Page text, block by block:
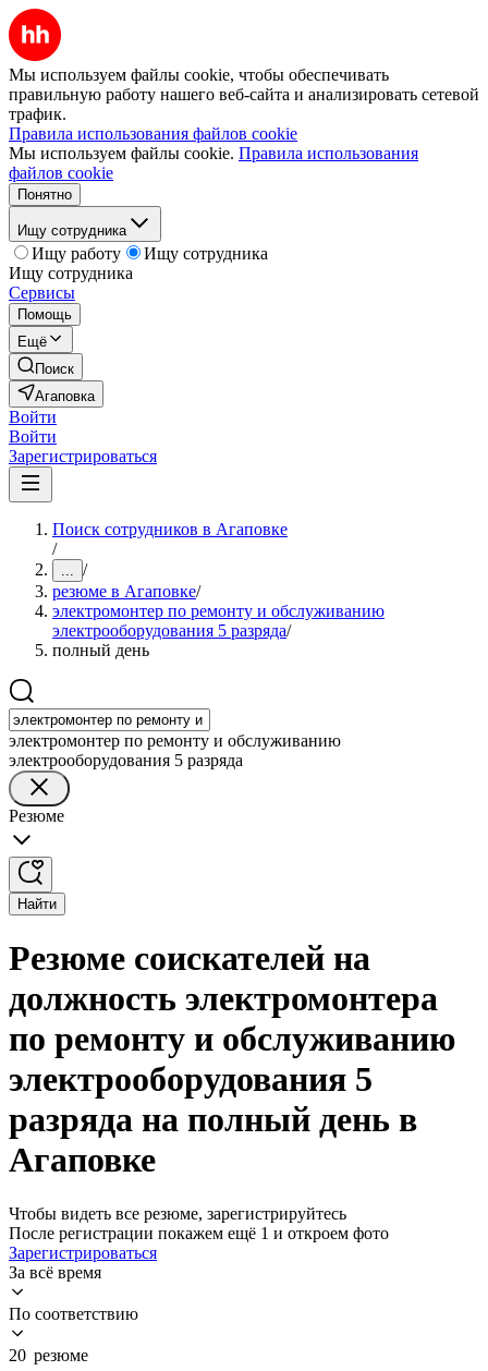
Мы используем файлы cookie, чтобы обеспечивать
правильную работу нашего веб-сайта и анализировать сетевой
трафик.
Правила использования файлов cookie
Мы используем файлы cookie. Правила использования
файлов cookie
Понятно
Ищу сотрудника
Ищу работу
Ищу сотрудника
Ищу сотрудника
Сервисы
Помощь
Ещё
Поиск
Агаповка
Войти
Войти
Зарегистрироваться
Поиск сотрудников в Агаповке
/
... /
резюме в Агаповке/
электромонтер по ремонту и обслуживанию
электрооборудования 5 разряда/
полный день
электромонтер по ремонту и обслуживанию
электрооборудования 5 разряда
Резюме
Найти
Резюме соискателей на
должность электромонтера
по ремонту и обслуживанию
электрооборудования 5
разряда на полный день в
Агаповке
Чтобы видеть все резюме, зарегистрируйтесь
После регистрации покажем ещё 1 и откроем фото
Зарегистрироваться
За всё время
По соответствию
20 резюме